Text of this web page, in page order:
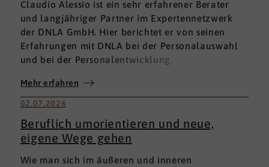
Claudio Alessio ist ein sehr erfahrener Berater
und langjähriger Partner im Expertennetzwerk
der DNLA GmbH. Hier berichtet er von seinen
Erfahrungen mit DNLA bei der Personalauswahl
und bei der Personalentwicklung.
Mehr erfahren
02.07.2026
Beruflich umorientieren und neue,
eigene Wege gehen
Wie man sich im äußeren und inneren